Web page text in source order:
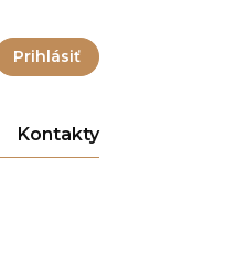
Prihlásiť
Kontakty